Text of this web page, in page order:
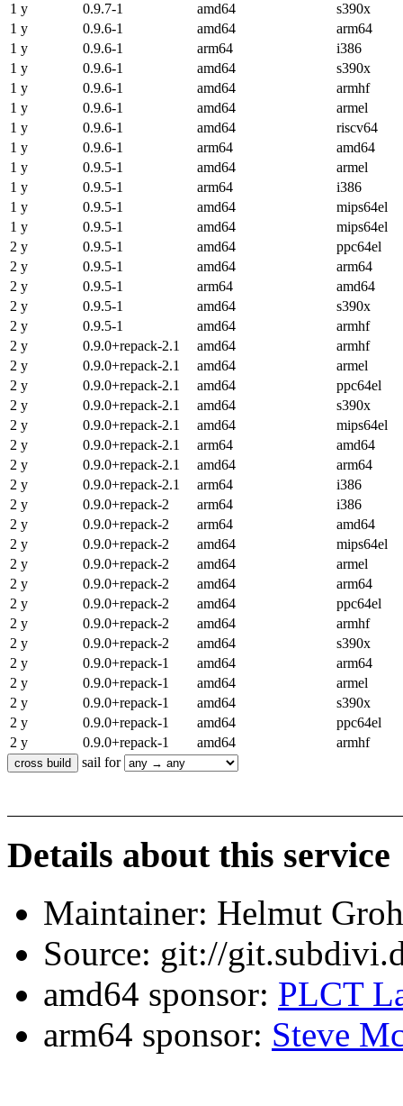
1 y
0.9.7-1 amd64
s390x
1 y
0.9.6-1 amd64
arm64
1 y
0.9.6-1 arm64
i386
1 y
0.9.6-1 amd64
s390x
1 y
0.9.6-1 amd64
armhf
1 y
0.9.6-1 amd64
armel
1 y
0.9.6-1 amd64
riscv64
1 y
0.9.6-1 arm64
amd64
1 y
0.9.5-1 amd64
armel
1 y
0.9.5-1 arm64
i386
1 y
0.9.5-1 amd64
mips64el
1 y
0.9.5-1 amd64
mips64el
2 y
0.9.5-1 amd64
ppc64el
2 y
0.9.5-1 amd64
arm64
2 y
0.9.5-1 arm64
amd64
2 y
0.9.5-1 amd64
s390x
2 y
0.9.5-1 amd64
armhf
2 y
0.9.0+repack-2.1 amd64
armhf
2 y
0.9.0+repack-2.1 amd64
armel
2 y
0.9.0+repack-2.1 amd64
ppc64el
2 y
0.9.0+repack-2.1 amd64
s390x
2 y
0.9.0+repack-2.1 amd64
mips64el
2 y
0.9.0+repack-2.1 arm64
amd64
2 y
0.9.0+repack-2.1 amd64
arm64
2 y
0.9.0+repack-2.1 arm64
i386
2 y
0.9.0+repack-2 arm64
i386
2 y
0.9.0+repack-2 arm64
amd64
2 y
0.9.0+repack-2 amd64
mips64el
2 y
0.9.0+repack-2 amd64
armel
2 y
0.9.0+repack-2 amd64
arm64
2 y
0.9.0+repack-2 amd64
ppc64el
2 y
0.9.0+repack-2 amd64
armhf
2 y
0.9.0+repack-2 amd64
s390x
2 y
0.9.0+repack-1 amd64
arm64
2 y
0.9.0+repack-1 amd64
armel
2 y
0.9.0+repack-1 amd64
s390x
2 y
0.9.0+repack-1 amd64
ppc64el
2 y
0.9.0+repack-1 amd64
armhf
sail for
Details about this service
Maintainer: Helmut
Source: git://
amd64 sponsor: PLCT
arm64 sponsor: Steve